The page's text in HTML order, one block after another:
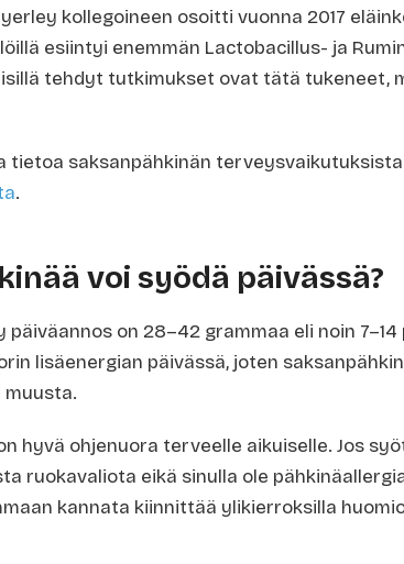
kollegoineen osoitti vuonna 2017
esiintyi enemmän Lactobacillus- ja
tehdyt tutkimukset ovat tätä tukeneet,
tietoa saksanpähkinän
.
voi syödä päivässä?
on 28–42 grammaa eli noin 7–14
lisäenergian päivässä, joten
hyvä ohjenuora terveelle aikuiselle. Jos
ruokavaliota eikä sinulla ole
kannata kiinnittää ylikierroksilla